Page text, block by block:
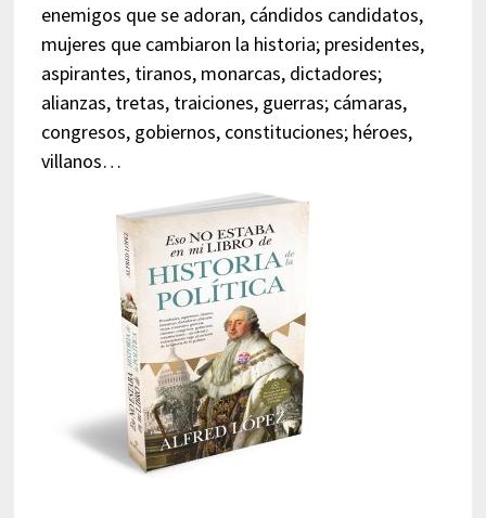
enemigos que se adoran, cándidos candidatos,
mujeres que cambiaron la historia; presidentes,
aspirantes, tiranos, monarcas, dictadores;
alianzas, tretas, traiciones, guerras; cámaras,
congresos, gobiernos, constituciones; héroes,
villanos…